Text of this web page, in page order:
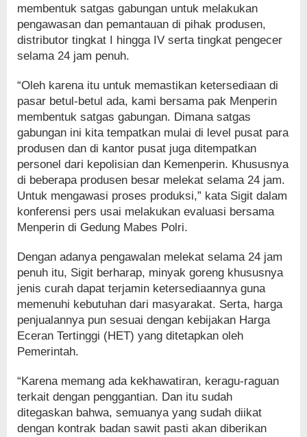
membentuk satgas gabungan untuk melakukan
pengawasan dan pemantauan di pihak produsen,
distributor tingkat I hingga IV serta tingkat pengecer
selama 24 jam penuh.
“Oleh karena itu untuk memastikan ketersediaan di
pasar betul-betul ada, kami bersama pak Menperin
membentuk satgas gabungan. Dimana satgas
gabungan ini kita tempatkan mulai di level pusat para
produsen dan di kantor pusat juga ditempatkan
personel dari kepolisian dan Kemenperin. Khususnya
di beberapa produsen besar melekat selama 24 jam.
Untuk mengawasi proses produksi,” kata Sigit dalam
konferensi pers usai melakukan evaluasi bersama
Menperin di Gedung Mabes Polri.
Dengan adanya pengawalan melekat selama 24 jam
penuh itu, Sigit berharap, minyak goreng khususnya
jenis curah dapat terjamin ketersediaannya guna
memenuhi kebutuhan dari masyarakat. Serta, harga
penjualannya pun sesuai dengan kebijakan Harga
Eceran Tertinggi (HET) yang ditetapkan oleh
Pemerintah.
“Karena memang ada kekhawatiran, keragu-raguan
terkait dengan penggantian. Dan itu sudah
ditegaskan bahwa, semuanya yang sudah diikat
dengan kontrak badan sawit pasti akan diberikan